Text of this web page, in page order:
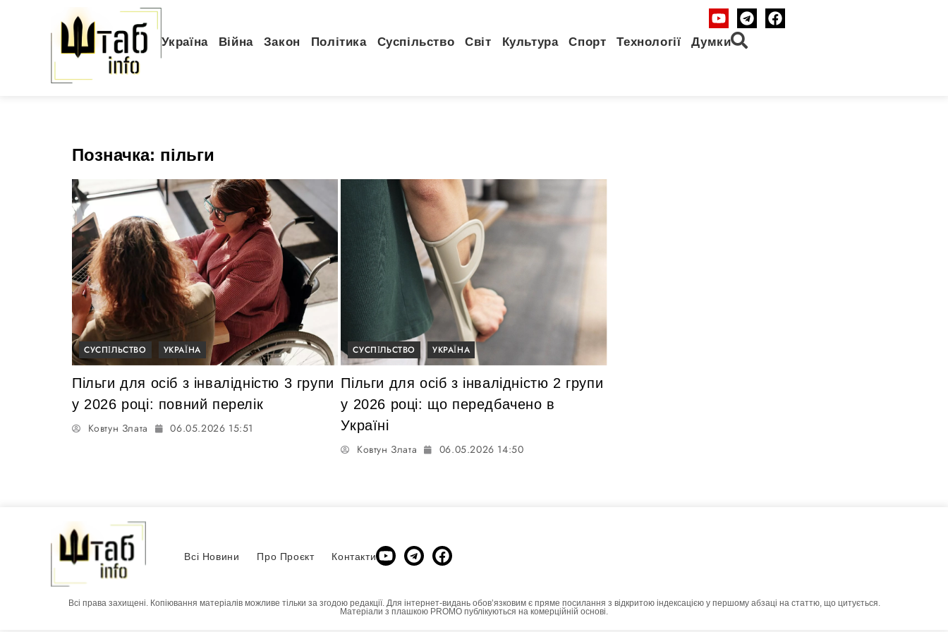
Україна Війна Закон Політика Суспільство Світ Культура Спорт Технології Думки
Позначка: пільги
СУСПІЛЬСТВО УКРАЇНА
Пільги для осіб з інвалідністю 3 групи
у 2026 році: повний перелік
Ковтун Злата 06.05.2026 15:51
СУСПІЛЬСТВО УКРАЇНА
Пільги для осіб з інвалідністю 2 групи
у 2026 році: що передбачено в
Україні
Ковтун Злата 06.05.2026 14:50
Всі Новини Про Проєкт Контакти
Всі права захищені. Копіювання матеріалів можливе тільки за згодою редакції. Для інтернет-видань обовʼязковим є пряме посилання з відкритою індексацією у першому абзаці на статтю, що цитується.
Матеріали з плашкою PROMO публікуються на комерційній основі.